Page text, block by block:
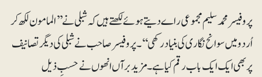
پروفیسر محمد سلیم مجموعی راے دیتے ہوئے لکھتے ہیں کہ شبلی نے’’المامون لکھ کر
اُردو میں سوانح نگاری کی بنیاد رکھی‘‘۔پروفیسر صاحب نے شبلی کی دیگر تصانیف
پر بھی ایک ایک باب رقم کیا ہے۔ مزیدبرآں انھوں نے حسبِ ذیل